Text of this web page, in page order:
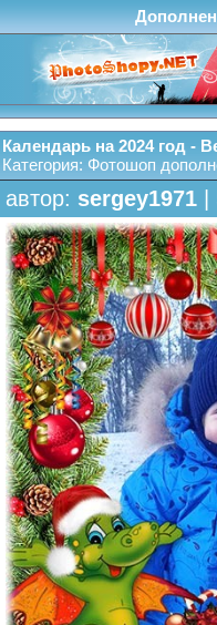
Календарь на 2024 год -
Категория: Фотошоп
автор: sergey1971